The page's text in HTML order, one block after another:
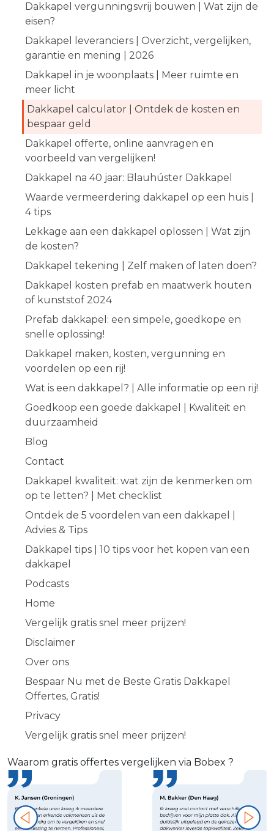
Dakkapel vergunningsvrij bouwen | Wat zijn de
eisen?
Dakkapel leveranciers | Overzicht, vergelijken,
garantie en mening | 2026
Dakkapel in je woonplaats | Meer ruimte en
meer licht
Dakkapel calculator | Ontdek de kosten en
bespaar geld
Dakkapel offerte, online aanvragen en
voorbeeld van vergelijken!
Dakkapel na 40 jaar: Blauhúster Dakkapel
Waarde vermeerdering dakkapel op een huis |
4 tips
Lekkage aan een dakkapel oplossen | Wat zijn
de kosten?
Dakkapel tekening | Zelf maken of laten doen?
Dakkapel kosten prefab en maatwerk houten
of kunststof 2024
Prefab dakkapel: een simpele, goedkope en
snelle oplossing!
Dakkapel maken, kosten, vergunning en
voordelen op een rij!
Wat is een dakkapel? | Alle informatie op een rij!
Goedkoop een goede dakkapel | Kwaliteit en
duurzaamheid
Blog
Contact
Dakkapel kwaliteit: wat zijn de kenmerken om
op te letten? | Met checklist
Ontdek de 5 voordelen van een dakkapel |
Advies & Tips
Dakkapel tips | 10 tips voor het kopen van een
dakkapel
Podcasts
Home
Vergelijk gratis snel meer prijzen!
Disclaimer
Over ons
Bespaar Nu met de Beste Gratis Dakkapel
Offertes, Gratis!
Privacy
Vergelijk gratis snel meer prijzen!
Waarom gratis offertes vergelijken via Bobex ?